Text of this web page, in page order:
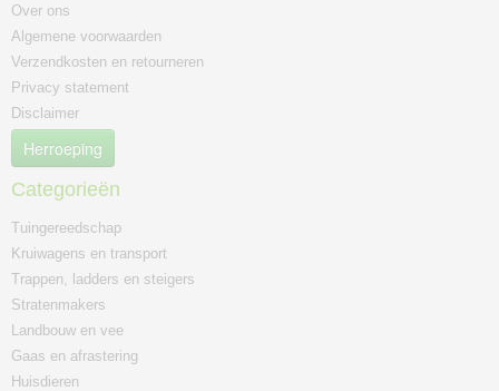
Over ons
Algemene voorwaarden
Verzendkosten en retourneren
Privacy statement
Disclaimer
Herroeping
Categorieën
Tuingereedschap
Kruiwagens en transport
Trappen, ladders en steigers
Stratenmakers
Landbouw en vee
Gaas en afrastering
Huisdieren